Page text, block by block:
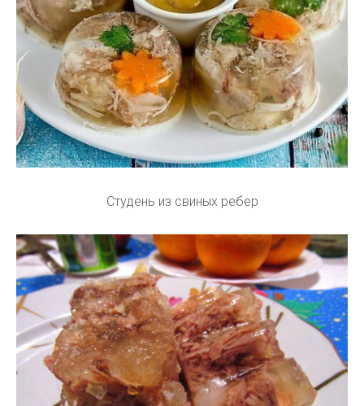
Студень из свиных ребер